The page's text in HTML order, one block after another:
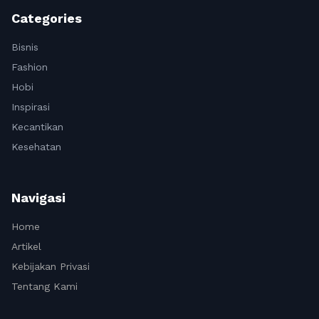
Categories
Bisnis
Fashion
Hobi
Inspirasi
Kecantikan
Kesehatan
Navigasi
Home
Artikel
Kebijakan Privasi
Tentang Kami